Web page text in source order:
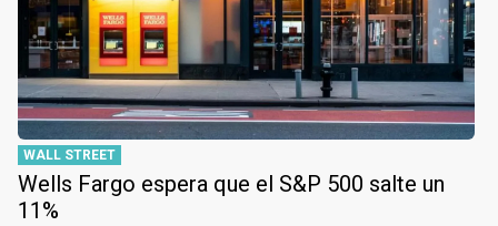
WALL STREET
Wells Fargo espera que el S&P 500 salte un
11%